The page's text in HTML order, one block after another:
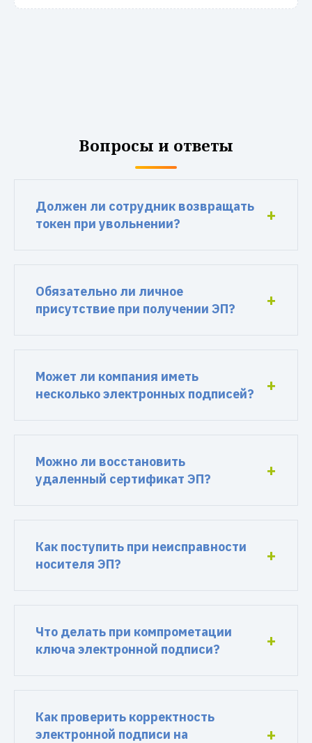
Вопросы и ответы
Должен ли сотрудник возвращать
токен при увольнении?
Обязательно ли личное
присутствие при получении ЭП?
Может ли компания иметь
несколько электронных подписей?
Можно ли восстановить
удаленный сертификат ЭП?
Как поступить при неисправности
носителя ЭП?
Что делать при компрометации
ключа электронной подписи?
Как проверить корректность
электронной подписи на